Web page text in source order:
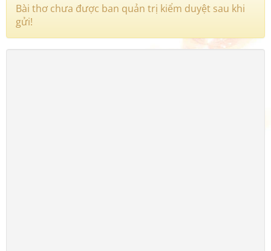
Bài thơ chưa được ban quản trị kiểm duyệt sau khi
gửi!